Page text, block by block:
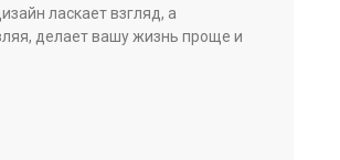
ласкает взгляд, а
делает вашу жизнь проще и